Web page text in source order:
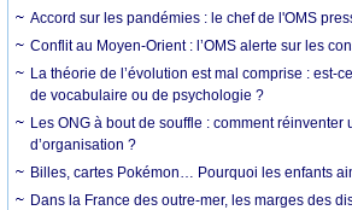
Accord sur les pandémies : le chef de l'OMS
Conflit au Moyen-Orient : l’OMS alerte sur les
La théorie de l’évolution est mal comprise : est-
de vocabulaire ou de psychologie ?
Les ONG à bout de souffle : comment réinventer
d’organisation ?
Billes, cartes Pokémon… Pourquoi les enfants
Dans la France des outre-mer, les marges des